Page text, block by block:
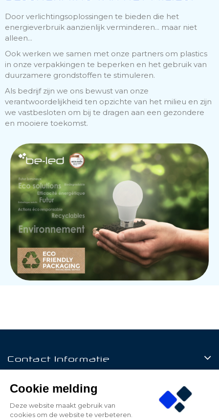
Door verlichtingsoplossingen te bieden die het
energieverbruik aanzienlijk verminderen... maar niet
alleen...
Ook werken we samen met onze partners om plastics
in onze verpakkingen te beperken en het gebruik van
duurzamere grondstoffen te stimuleren.
Als bedrijf zijn we ons bewust van onze
verantwoordelijkheid ten opzichte van het milieu en zijn
we vastbesloten om bij te dragen aan een gezondere
en mooiere toekomst.
Contact Informatie
Cookie melding
Deze website maakt gebruik van
cookies om de website te verbeteren.